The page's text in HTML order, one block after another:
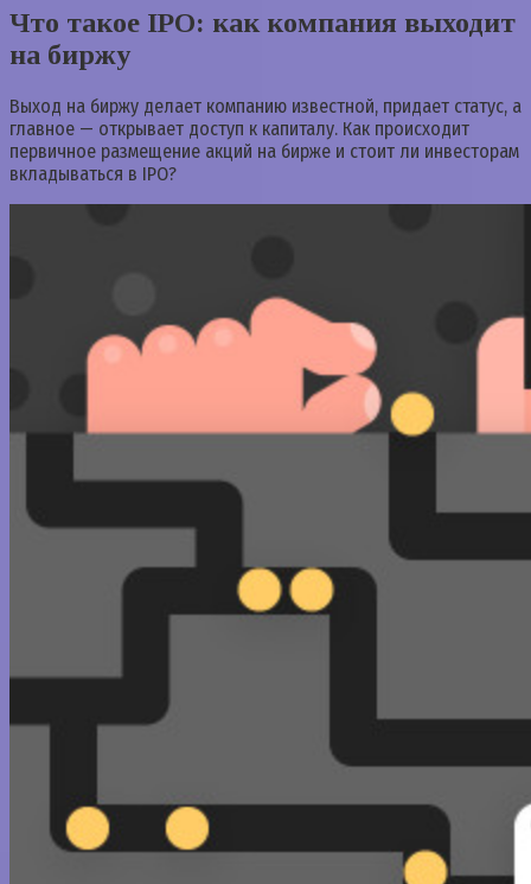
Что такое IPO: как компания выходит
на биржу
Выход на биржу делает компанию известной, придает статус, а
главное — открывает доступ к капиталу. Как происходит
первичное размещение акций на бирже и стоит ли инвесторам
вкладываться в IPO?